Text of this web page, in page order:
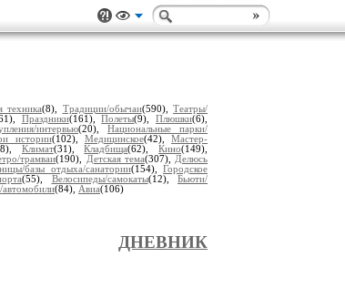
техника(8), Традиции/обычаи(590), Театры/
Праздники(161),Полеты(9), Плюшки(6),
интервью(20), Национальные парки/
истории(102), Медицинское(42),Мастер-
Климат(31),Кладбища(62),Кино(149),
трамваи(190), Детская тема(307), Делюсь
базы отдыха/санатории(154),Городское
(55), Велосипеды/самокаты(12), Бьюти/
(84), Авиа(106)
ДНЕВНИК